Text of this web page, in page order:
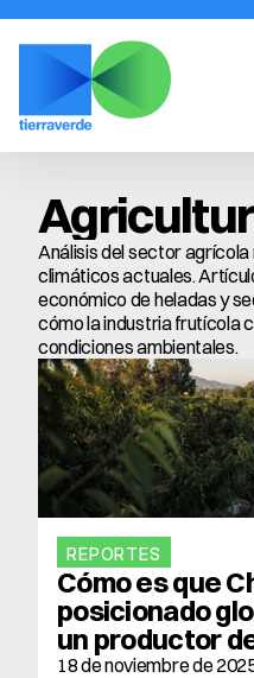
Análisis del sector
climáticos actuales.
económico de heladas y
cómo la industria frutícola
condiciones ambientales.
REPORTES
Cómo es que
posicionado
un productor
18 de noviembre de